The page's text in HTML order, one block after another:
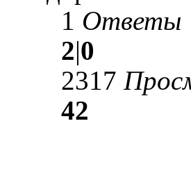
1 Ответы
2|0
2317
42